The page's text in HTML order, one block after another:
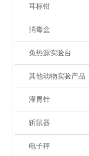
耳标钳
消毒盒
兔热源实验台
其他动物实验产品
灌胃针
斩鼠器
电子秤